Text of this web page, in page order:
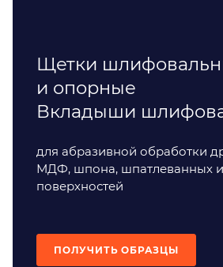
Щетки
и опорные
Вкладыши
для абразивной обработки
МДФ, шпона, шпатлеванных и
поверхностей
ПОЛУЧИТЬ ОБРАЗЦЫ